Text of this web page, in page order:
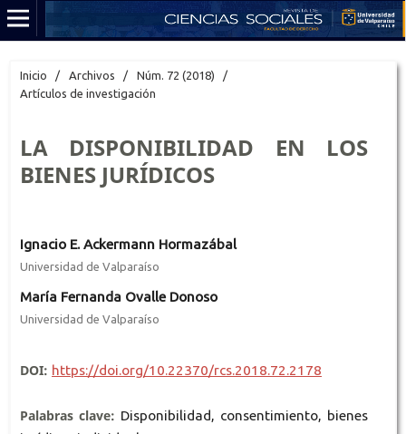
Inicio / Archivos / Núm. 72 (2018)
/
Artículos de investigación
LA DISPONIBILIDAD EN LOS
BIENES JURÍDICOS
Ignacio E. Ackermann Hormazábal
Universidad de Valparaíso
María Fernanda Ovalle Donoso
Universidad de Valparaíso
DOI: https://doi.org/10.22370/rcs.2018.72.2178
Palabras clave: Disponibilidad, consentimiento, bienes